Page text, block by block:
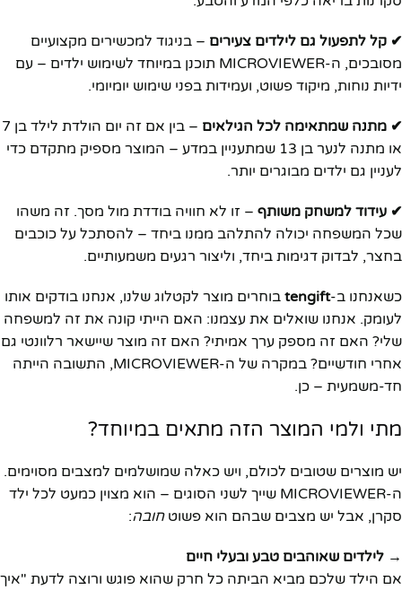
✔ קל לתפעול גם לילדים צעירים – בניגוד למכשירים מקצועיים
מסובכים, ה-MICROVIEWER תוכנן במיוחד לשימוש ילדים – עם
ידיות נוחות, מיקוד פשוט, ועמידות בפני שימוש יומיומי.
✔ מתנה שמתאימה לכל הגילאים
– בין אם זה יום הולדת לילד בן 7
או מתנה לנער בן 13 שמתעניין במדע – המוצר מספיק מתקדם כדי
לעניין גם ילדים מבוגרים יותר.
✔ עידוד למשחק משותף – זו לא חוויה בודדת מול מסך. זה משהו
שכל המשפחה יכולה להתלהב ממנו ביחד – להסתכל על כוכבים
בחצר, לבדוק דגימות ביחד, וליצור רגעים משמעותיים.
כשאנחנו ב-tengift בוחרים מוצר לקטלוג שלנו, אנחנו בודקים אותו
לעומק. אנחנו שואלים את עצמנו: האם הייתי קונה את זה למשפחה
שלי? האם זה מספק ערך אמיתי? האם זה מוצר שיישאר רלוונטי גם
אחרי חודשיים? במקרה של ה-MICROVIEWER, התשובה הייתה
חד-משמעית – כן.
מתי ולמי המוצר הזה מתאים במיוחד?
יש מוצרים שטובים לכולם, ויש כאלה שמושלמים למצבים מסוימים.
ה-MICROVIEWER שייך לשני הסוגים – הוא מצוין כמעט לכל ילד
סקרן, אבל יש מצבים שבהם הוא פשוטחובה:
→ לילדים שאוהבים טבע ובעלי חיים
אם הילד שלכם מביא הביתה כל חרק שהוא פוגש ורוצה לדעת "איך